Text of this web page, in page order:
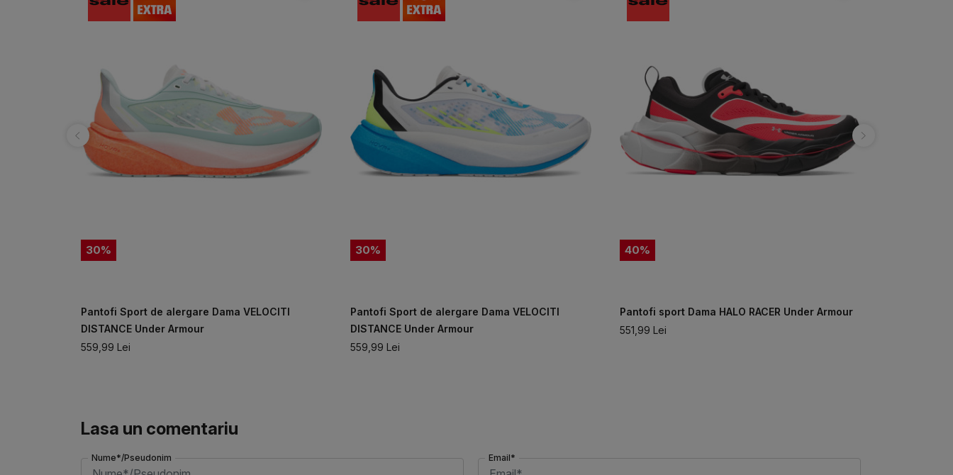
30%
Pantofi Sport de alergare Dama VELOCITI
DISTANCE Under Armour
559,99 Lei
30%
Pantofi Sport de alergare Dama VELOCITI
DISTANCE Under Armour
559,99 Lei
40%
Pantofi sport Dama HALO RACER Under Armour
551,99 Lei
Lasa un comentariu
Nume*/Pseudonim Email*